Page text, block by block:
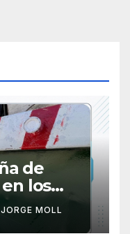
de
los
y Manuel
JORGE MOLL